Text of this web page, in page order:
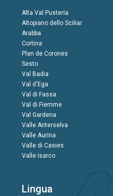
Alta Val Pusteria
Altopiano dello Sciliar
Arabba
Cortina
Plan de Corones
Sesto
Val Badia
Val d'Ega
Val di Fassa
Val di Fiemme
Val Gardena
Valle Anterselva
Valle Aurina
Valle di Casies
Valle Isarco
Lingua